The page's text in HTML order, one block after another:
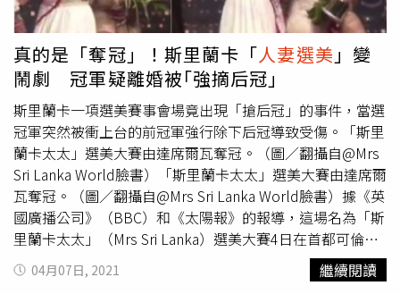
真的是「奪冠」！斯里蘭卡「人妻選美 」變
鬧劇 冠軍疑離婚被｢強摘后冠｣
斯里蘭卡一項選美賽事會場竟出現「搶后冠」的事件，當選
冠軍突然被衝上台的前冠軍強行除下后冠導致受傷。「斯里
蘭卡太太」選美大賽由達席爾瓦奪冠。（圖／翻攝自@Mrs
Sri Lanka World臉書）「斯里蘭卡太太」選美大賽由達席爾
瓦奪冠。（圖／翻攝自@Mrs Sri Lanka World臉書）據《英
國廣播公司》（BBC）和《太陽報》的報導，這場名為「斯
里蘭卡太太」（Mrs Sri Lanka）選美大賽4日在首都可倫坡
舉行，由達席爾瓦（Pushpika De Silva）奪冠，就在主持人
宣布，2020年度斯里蘭卡太太得獎者20號的佳麗後，達席
04月07日, 2021 繼續閱讀